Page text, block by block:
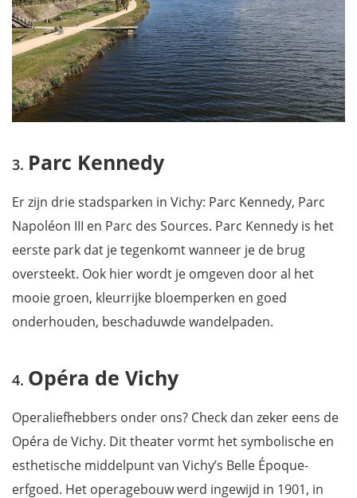
Parc Kennedy
Er zijn drie stadsparken in Vichy: Parc Kennedy, Parc
Napoléon III en Parc des Sources. Parc Kennedy is het
eerste park dat je tegenkomt wanneer je de brug
oversteekt. Ook hier wordt je omgeven door al het
mooie groen, kleurrijke bloemperken en goed
onderhouden, beschaduwde wandelpaden.
Opéra de Vichy
Operaliefhebbers onder ons? Check dan zeker eens de
Opéra de Vichy. Dit theater vormt het symbolische en
esthetische middelpunt van Vichy’s Belle Époque-
erfgoed. Het operagebouw werd ingewijd in 1901, in